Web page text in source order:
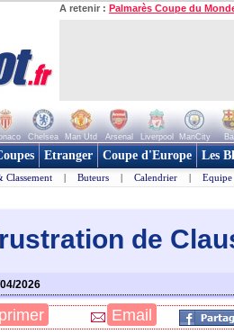
A retenir : Palmarès Coupe du
Chelsea Man Utd Arsenal Liverpool ManCity
Etranger Coupe d'Europe Les
Classement | Buteurs | Calendrier | Equipe
de
2026
Email